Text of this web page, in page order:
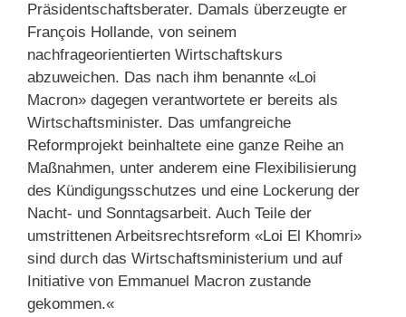
Präsidentschaftsberater. Damals überzeugte er
François Hollande, von seinem
nachfrageorientierten Wirtschaftskurs
abzuweichen. Das nach ihm benannte «Loi
Macron» dagegen verantwortete er bereits als
Wirtschaftsminister. Das umfangreiche
Reformprojekt beinhaltete eine ganze Reihe an
Maßnahmen, unter anderem eine Flexibilisierung
des Kündigungsschutzes und eine Lockerung der
Nacht- und Sonntagsarbeit. Auch Teile der
umstrittenen Arbeitsrechtsreform «Loi El Khomri»
sind durch das Wirtschaftsministerium und auf
Initiative von Emmanuel Macron zustande
gekommen.«